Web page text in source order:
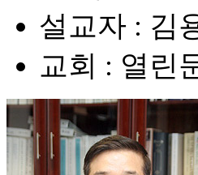
설교자 : 김
교회 : 열린